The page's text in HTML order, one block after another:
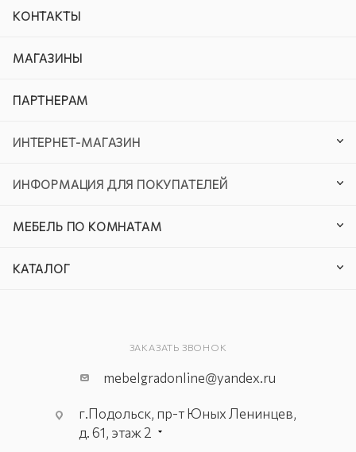
КОНТАКТЫ
МАГАЗИНЫ
ПАРТНЕРАМ
ИНТЕРНЕТ-МАГАЗИН
ИНФОРМАЦИЯ ДЛЯ ПОКУПАТЕЛЕЙ
МЕБЕЛЬ ПО КОМНАТАМ
КАТАЛОГ
ЗАКАЗАТЬ ЗВОНОК
mebelgradonline@yandex.ru
г.Подольск, пр-т Юных Ленинцев,
д. 61, этаж 2